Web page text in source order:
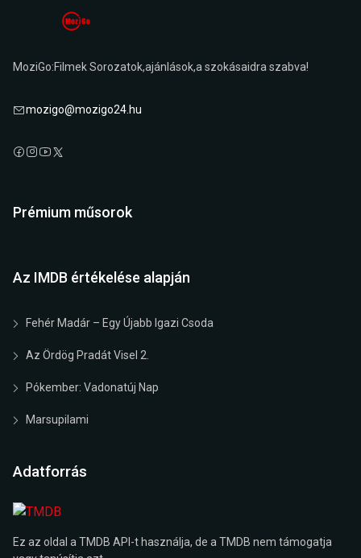
MoziGo:Filmek Sorozatok,ajánlások,a szokásaidra szabva!
mozigo@mozigo24.hu
Prémium műsorok
Az IMDB értékelése alapján
Fehér Madár – Egy Újabb Igazi Csoda
Az Ördög Pradát Visel 2.
Pókember: Vadonatúj Nap
Marsupilami
Adatforrás
Ez az oldal a TMDB API-t használja, de a TMDB nem támogatja